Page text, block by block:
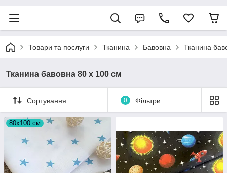
Товари та послуги Тканина Бавовна Тканина
Тканина бавовна 80 х 100 см
Сортування 0 Фільтри
80х100 см